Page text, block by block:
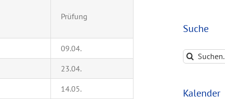
Prüfung
09.04.
23.04.
14.05.
Suche
Suche
nach:
Kalender